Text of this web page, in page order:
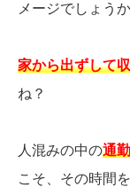
メージでしょう
家から出ずして
ね？
人混みの中の通
こそ、その時間を